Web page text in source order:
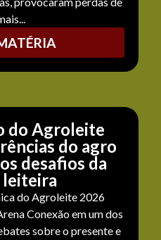
do Agroleite
do agro
desafios da
leiteira
do Agroleite 2026
Conexão em um dos
sobre o presente e